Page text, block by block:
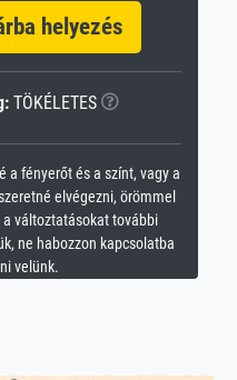
helyezés
TÖKÉLETES
a fényerőt és a színt, vagy a
elvégezni, örömmel
változtatásokat további
ne habozzon kapcsolatba
velünk.